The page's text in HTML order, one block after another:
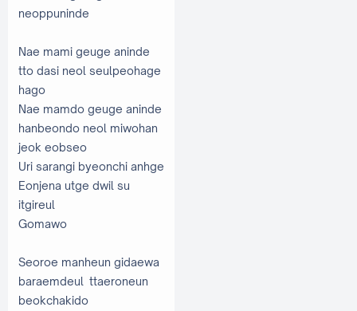
neoppuninde
Nae mami geuge aninde
tto dasi neol seulpeohage
hago
Nae mamdo geuge aninde
hanbeondo neol miwohan
jeok eobseo
Uri sarangi byeonchi anhge
Eonjena utge dwil su
itgireul
Gomawo
Seoroe manheun gidaewa
baraemdeul ttaeroneun
beokchakido